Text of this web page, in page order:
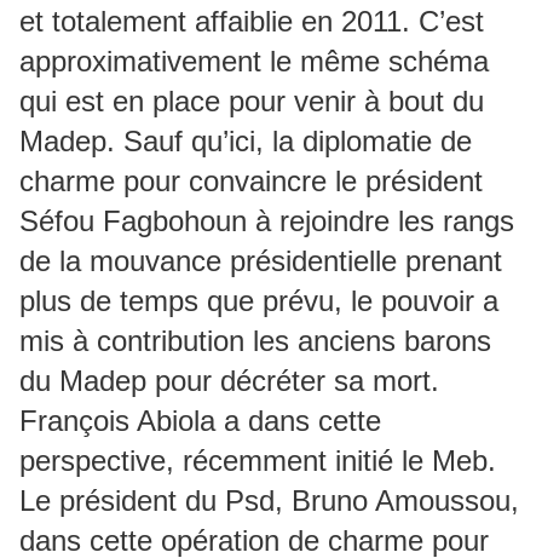
et totalement affaiblie en 2011. C’est
approximativement le même schéma
qui est en place pour venir à bout du
Madep. Sauf qu’ici, la diplomatie de
charme pour convaincre le président
Séfou Fagbohoun à rejoindre les rangs
de la mouvance présidentielle prenant
plus de temps que prévu, le pouvoir a
mis à contribution les anciens barons
du Madep pour décréter sa mort.
François Abiola a dans cette
perspective, récemment initié le Meb.
Le président du Psd, Bruno Amoussou,
dans cette opération de charme pour